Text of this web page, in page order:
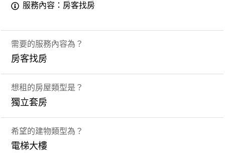
服務內容：房客找房
需要的服務內容為？
房客找房
想租的房屋類型是？
獨立套房
希望的建物類型為？
電梯大樓